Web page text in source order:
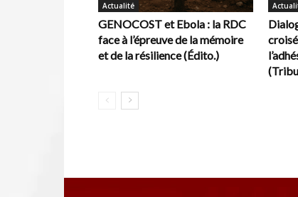
Actualité
GENOCOST et Ebola : la RDC
face à l’épreuve de la mémoire
et de la résilience (Édito.)